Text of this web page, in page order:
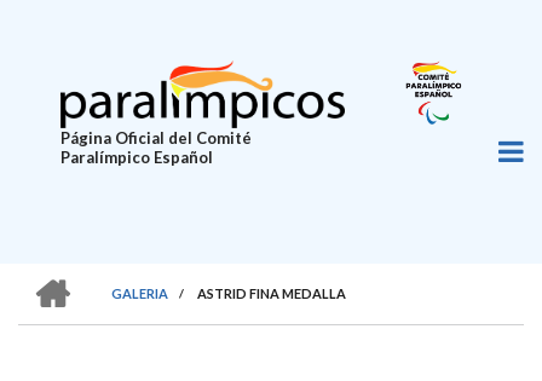
principal
Página Oficial del Comité
Paralímpico Español
SOBRESCRIBIR
GALERIA
/ ASTRID FINA MEDALLA